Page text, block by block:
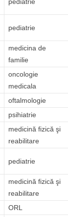
pediatrie
medicina de
familie
oncologie
medicala
oftalmologie
psihiatrie
medicină fizică şi
reabilitare
pediatrie
medicină fizică şi
reabilitare
ORL